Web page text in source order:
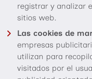
registrar y analizar
sitios web.
Las cookies de
empresas
utilizan para
visitados por el